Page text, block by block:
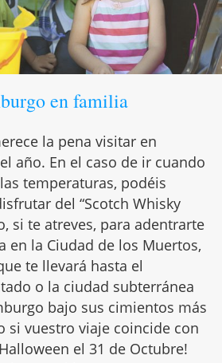
en familia
la pena visitar en
año. En el caso de ir cuando
temperaturas, podéis
del “Scotch Whisky
si te atreves, para adentrarte
en la Ciudad de los Muertos,
te llevará hasta el
o la ciudad subterránea
bajo sus cimientos más
si vuestro viaje coincide con
el 31 de Octubre!